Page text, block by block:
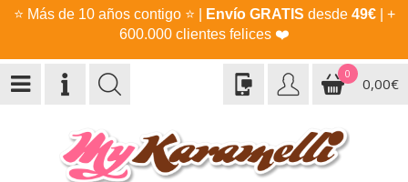
⭐ Más de 10 años contigo ⭐ Envío GRATIS desde 49€| +
600.000 clientes felices ❤️
0
0,00€